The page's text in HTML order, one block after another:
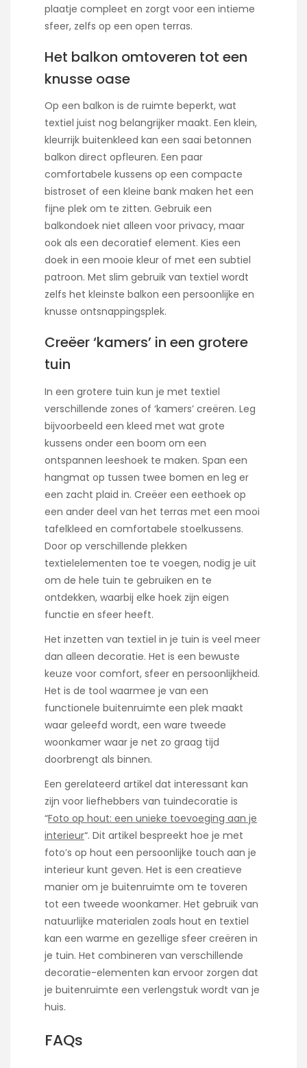
plaatje compleet en zorgt voor een intieme
sfeer, zelfs op een open terras.
Het balkon omtoveren tot een
knusse oase
Op een balkon is de ruimte beperkt, wat
textiel juist nog belangrijker maakt. Een klein,
kleurrijk buitenkleed kan een saai betonnen
balkon direct opfleuren. Een paar
comfortabele kussens op een compacte
bistroset of een kleine bank maken het een
fijne plek om te zitten. Gebruik een
balkondoek niet alleen voor privacy, maar
ook als een decoratief element. Kies een
doek in een mooie kleur of met een subtiel
patroon. Met slim gebruik van textiel wordt
zelfs het kleinste balkon een persoonlijke en
knusse ontsnappingsplek.
Creëer ‘kamers’ in een grotere
tuin
In een grotere tuin kun je met textiel
verschillende zones of ‘kamers’ creëren. Leg
bijvoorbeeld een kleed met wat grote
kussens onder een boom om een
ontspannen leeshoek te maken. Span een
hangmat op tussen twee bomen en leg er
een zacht plaid in. Creëer een eethoek op
een ander deel van het terras met een mooi
tafelkleed en comfortabele stoelkussens.
Door op verschillende plekken
textielelementen toe te voegen, nodig je uit
om de hele tuin te gebruiken en te
ontdekken, waarbij elke hoek zijn eigen
functie en sfeer heeft.
Het inzetten van textiel in je tuin is veel meer
dan alleen decoratie. Het is een bewuste
keuze voor comfort, sfeer en persoonlijkheid.
Het is de tool waarmee je van een
functionele buitenruimte een plek maakt
waar geleefd wordt, een ware tweede
woonkamer waar je net zo graag tijd
doorbrengt als binnen.
Een gerelateerd artikel dat interessant kan
zijn voor liefhebbers van tuindecoratie is
“Foto op hout: een unieke toevoeging aan je
interieur“. Dit artikel bespreekt hoe je met
foto’s op hout een persoonlijke touch aan je
interieur kunt geven. Het is een creatieve
manier om je buitenruimte om te toveren
tot een tweede woonkamer. Het gebruik van
natuurlijke materialen zoals hout en textiel
kan een warme en gezellige sfeer creëren in
je tuin. Het combineren van verschillende
decoratie-elementen kan ervoor zorgen dat
je buitenruimte een verlengstuk wordt van je
huis.
FAQs